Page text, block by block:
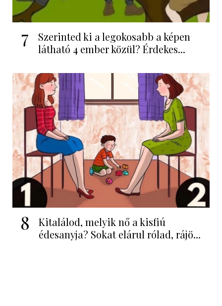
7
Szerinted ki a legokosabb a képen
látható 4 ember közül? Érdekes...
8
Kitalálod, melyik nő a kisfiú
édesanyja? Sokat elárul rólad, rájö...